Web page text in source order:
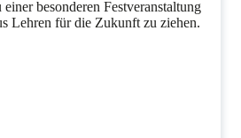
besonderen Festveranstaltung
Lehren für die Zukunft zu ziehen.